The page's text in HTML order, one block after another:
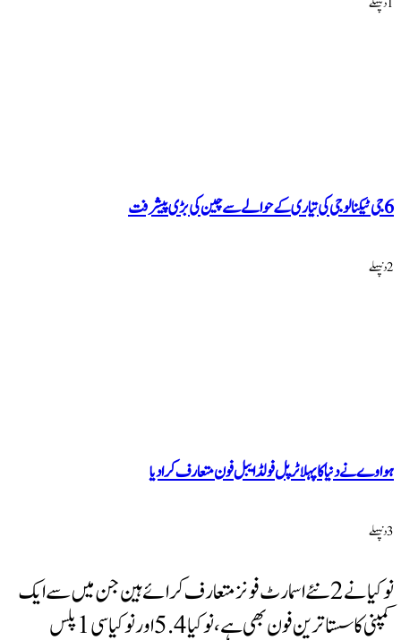
کا پہلا ٹرپل فولڈ ایبل فون متعارف کرادیا
نوکیا نے 2 نئے اسمارٹ فونز متعارف کرائے ہین جن میں سے ایک
کمپنی کا سستا ترین فون بھی ہے، نوکیا 5.4 اور نوکیا سی 1 پلس